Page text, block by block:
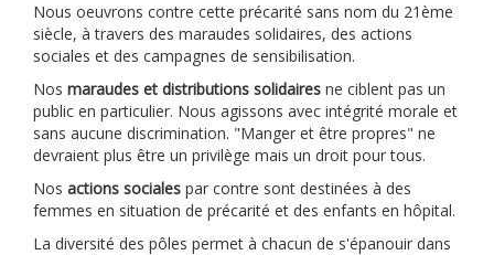
Nous oeuvrons contre cette précarité sans nom du 21ème
siècle, à travers des maraudes solidaires, des actions
sociales et des campagnes de sensibilisation.
Nos maraudes et distributions solidaires ne ciblent pas un
public en particulier. Nous agissons avec intégrité morale et
sans aucune discrimination. "Manger et être propres" ne
devraient plus être un privilège mais un droit pour tous.
Nos actions sociales par contre sont destinées à des
femmes en situation de précarité et des enfants en hôpital.
La diversité des pôles permet à chacun de s'épanouir dans